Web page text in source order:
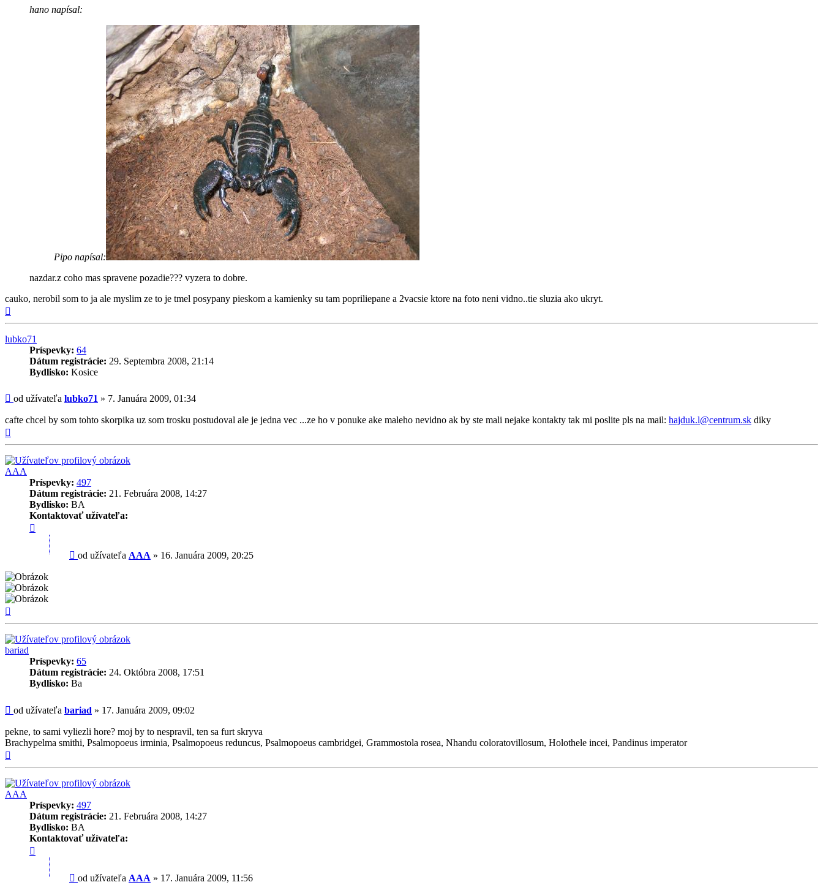
hano napísal:
Pipo napísal:
nazdar.z coho mas spravene pozadie??? vyzera to dobre.
cauko, nerobil som to ja ale myslim ze to je tmel posypany pieskom a kamienky su tam popriliepane a 2vacsie ktore na foto neni vidno..tie sluzia ako ukryt.
lubko71
Príspevky: 64
Dátum registrácie: 29. Septembra 2008, 21:14
Bydlisko: Kosice
Príspevok
od užívateľa lubko71 » 7. Januára 2009, 01:34
cafte chcel by som tohto skorpika uz som trosku postudoval ale je jedna vec ...ze ho v ponuke ake maleho nevidno ak by ste mali nejake kontakty tak mi poslite pls na mail: hajduk.l@centrum.sk diky
AAA
Príspevky: 497
Dátum registrácie: 21. Februára 2008, 14:27
Bydlisko: BA
Kontaktovať užívateľa:
informácie
užívateľa
Príspevok
od užívateľa AAA » 16. Januára 2009, 20:25
bariad
Príspevky: 65
Dátum registrácie: 24. Októbra 2008, 17:51
Bydlisko: Ba
Príspevok
od užívateľa bariad » 17. Januára 2009, 09:02
pekne, to sami vyliezli hore? moj by to nespravil, ten sa furt skryva
Brachypelma smithi, Psalmopoeus irminia, Psalmopoeus reduncus, Psalmopoeus cambridgei, Grammostola rosea, Nhandu coloratovillosum, Holothele incei, Pandinus imperator
AAA
Príspevky: 497
Dátum registrácie: 21. Februára 2008, 14:27
Bydlisko: BA
Kontaktovať užívateľa:
informácie
užívateľa
Príspevok
od užívateľa AAA » 17. Januára 2009, 11:56